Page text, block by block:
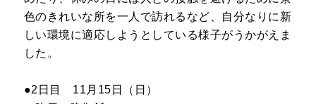
色のきれいな所を一人で訪れるなど、自分なりに新
しい環境に適応しようとしている様子がうかがえま
した。
●2日目 11月15日（日）